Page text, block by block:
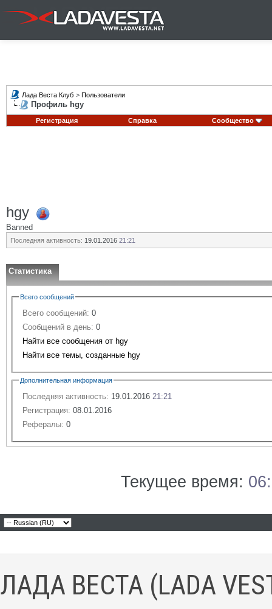
Лада Веста Клуб > Пользователи
Профиль hgy
Регистрация Справка Сообщество
hgy
Banned
Последняя активность: 19.01.2016 21:21
Статистика
Всего сообщений
Всего сообщений: 0
Сообщений в день: 0
Найти все сообщения от hgy
Найти все темы, созданные hgy
Дополнительная информация
Последняя активность: 19.01.2016 21:21
Регистрация: 08.01.2016
Рефералы: 0
Текущее время:
ЛАДА ВЕСТА (LADA